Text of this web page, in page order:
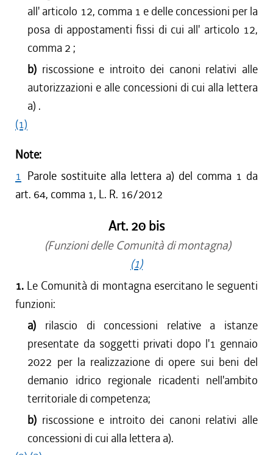
all' articolo 12, comma 1 e delle concessioni per la
posa di appostamenti fissi di cui all' articolo 12,
comma 2 ;
b) riscossione e introito dei canoni relativi alle
autorizzazioni e alle concessioni di cui alla lettera
a) .
(1)
Note:
1 Parole sostituite alla lettera a) del comma 1 da
art. 64, comma 1, L. R. 16/2012
Art. 20 bis
(Funzioni delle Comunità di montagna)
(1)
1. Le Comunità di montagna esercitano le seguenti
funzioni:
a) rilascio di concessioni relative a istanze
presentate da soggetti privati dopo l'1 gennaio
2022 per la realizzazione di opere sui beni del
demanio idrico regionale ricadenti nell'ambito
territoriale di competenza;
b) riscossione e introito dei canoni relativi alle
concessioni di cui alla lettera a).